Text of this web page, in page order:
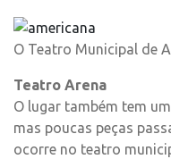
O Teatro Municipal de
Teatro Arena
O lugar também tem
mas poucas peças
ocorre no teatro